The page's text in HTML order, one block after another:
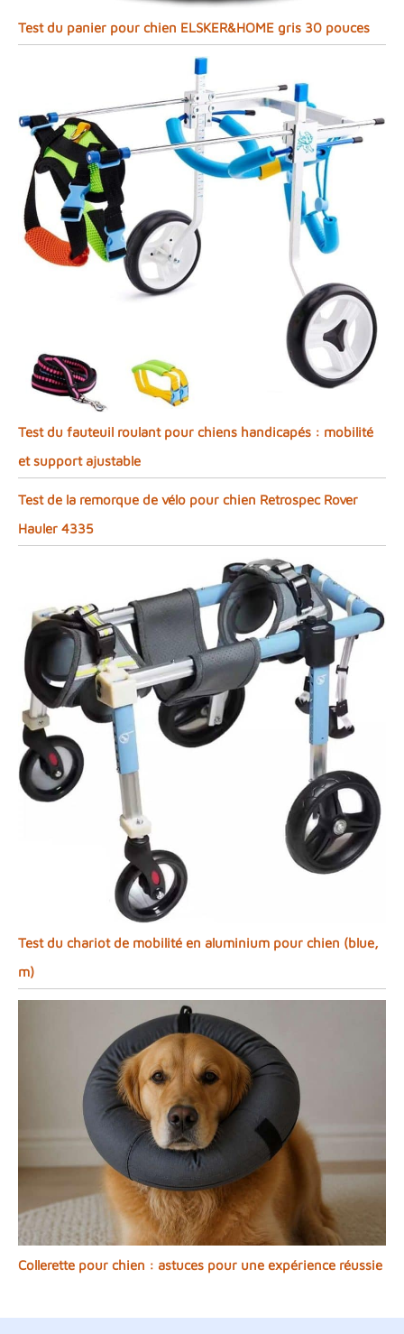
Test du panier pour chien ELSKER&HOME gris 30 pouces
Test du fauteuil roulant pour chiens handicapés : mobilité
et support ajustable
Test de la remorque de vélo pour chien Retrospec Rover
Hauler 4335
Test du chariot de mobilité en aluminium pour chien (blue,
m)
Collerette pour chien : astuces pour une expérience réussie